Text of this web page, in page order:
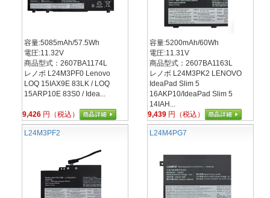
容量:5085mAh/57.5Wh
電圧:11.32V
商品型式：2607BA1174L
レノボ L24M3PF0 Lenovo
LOQ 15IAX9E 83LK / LOQ
15ARP10E 83S0 / Idea...
9,426 円（税込）
容量:5200mAh/60Wh
電圧:11.31V
商品型式：2607BA1163L
レノボ L24M3PK2 LENOVO
IdeaPad Slim 5
16AKP10/IdeaPad Slim 5
14IAH...
9,439 円（税込）
L24M3PF2 L24M4PG7